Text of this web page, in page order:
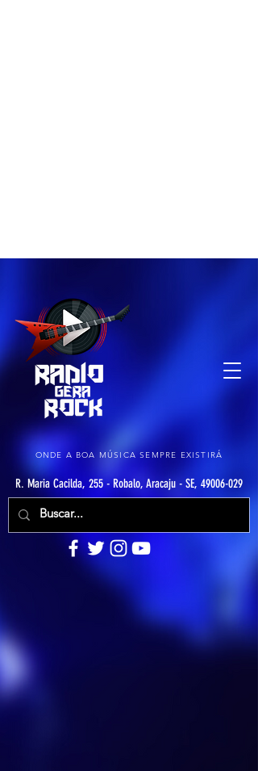
ONDE A BOA MÚSICA SEMPRE EXISTIRÁ
R. Maria Cacilda, 255 - Robalo, Aracaju - SE, 49006-029